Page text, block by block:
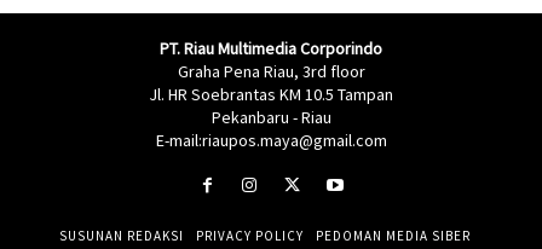
PT. Riau Multimedia Corporindo
Graha Pena Riau, 3rd floor
Jl. HR Soebrantas KM 10.5 Tampan
Pekanbaru - Riau
E-mail:riaupos.maya@gmail.com
SUSUNAN REDAKSI PRIVACY POLICY PEDOMAN MEDIA SIBER